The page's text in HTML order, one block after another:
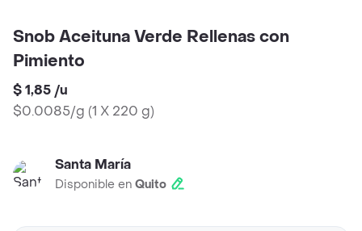
Snob Aceituna Verde Rellenas con
Pimiento
$ 1,85 /u
$0.0085/g (1 X 220 g)
Santa María
Disponible en Quito